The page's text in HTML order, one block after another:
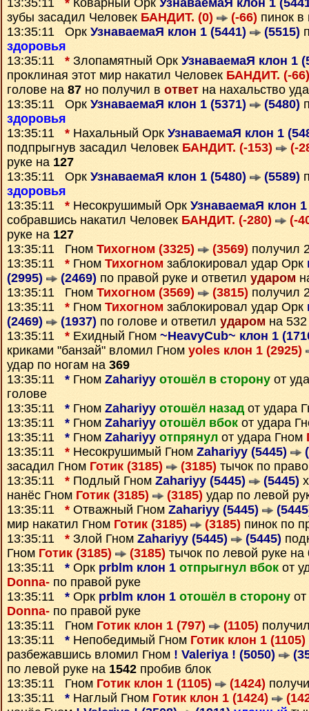
13:35:11 * Коварный Орк УзнаваемаЯ клон 1
зубы засадил Человек БАНДИТ. (0) (-66) пинок в
13:35:11 Орк УзнаваемаЯ клон 1 (5441) (5515)
здоровья
13:35:11 * Злопамятный Орк УзнаваемаЯ клон 1
проклиная этот мир накатил Человек БАНДИТ. (-
голове на 87 но получил в ответ на нахальство
13:35:11 Орк УзнаваемаЯ клон 1 (5371) (5480)
здоровья
13:35:11 * Нахальный Орк УзнаваемаЯ клон 1
подпрыгнув засадил Человек БАНДИТ. (-153)
(-
руке на 127
13:35:11 Орк УзнаваемаЯ клон 1 (5480) (5589)
здоровья
13:35:11 * Несокрушимый Орк УзнаваемаЯ клон
собравшись накатил Человек БАНДИТ. (-280)
(-
руке на 127
13:35:11 Гном Тихогном (3325) (3569) получил
13:35:11 * Гном Тихогном заблокировал удар Орк
(2995)
(2469) по правой руке и ответил ударом
13:35:11 Гном Тихогном (3569) (3815) получил
13:35:11 * Гном Тихогном заблокировал удар Орк
(2469)
(1937) по голове и ответил ударом на 532
13:35:11 * Ехидный Гном ~HeavyCub~ клон 1
криками "банзай" вломил Гном yoles клон 1 (2925)
удар по ногам на 369
13:35:11 * Гном Zahariyy отошёл в сторону от
голове
13:35:11 * Гном Zahariyy отошёл назадот удара
13:35:11 * Гном Zahariyy отошёл вбок от удара
13:35:11 * Гном Zahariyy отпрянул от удара Гном
13:35:11 * Несокрушимый Гном Zahariyy (5445)
засадил Гном Готик (3185) (3185) тычок по
13:35:11 * Подлый Гном Zahariyy (5445) (5445)
нанёс Гном Готик (3185) (3185) удар по левой
13:35:11 * Отважный Гном Zahariyy (5445)
мир накатил Гном Готик (3185) (3185) пинок по
13:35:11 * Злой Гном Zahariyy (5445) (5445)
Гном Готик (3185) (3185) тычок по левой руке на
13:35:11 * Орк prblm клон 1 отпрыгнул вбок от
Donna- по правой руке
13:35:11 * Орк prblm клон 1 отошёл в сторону
Donna- по правой руке
13:35:11 Гном Готик клон 1 (797) (1105)
13:35:11 * Непобедимый Гном Готик клон 1 (1105)
разбежавшись вломил Гном ! Valeriya ! (5050)
по левой руке на 1542 пробив блок
13:35:11 Гном Готик клон 1 (1105) (1424)
13:35:11 * Наглый Гном Готик клон 1 (1424)